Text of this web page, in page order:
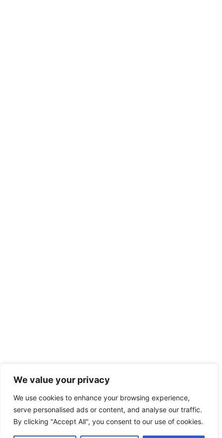
We value your privacy
We use cookies to enhance your browsing experience,
serve personalised ads or content, and analyse our traffic.
By clicking "Accept All", you consent to our use of cookies.